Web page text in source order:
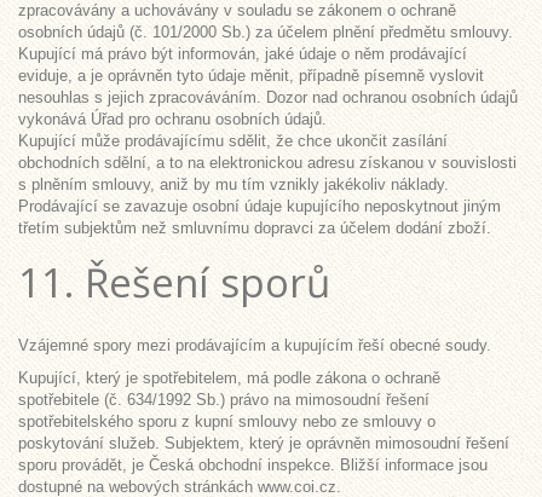
zpracovávány a uchovávány v souladu se zákonem o ochraně
osobních údajů (č. 101/2000 Sb.) za účelem plnění předmětu smlouvy.
Kupující má právo být informován, jaké údaje o něm prodávající
eviduje, a je oprávněn tyto údaje měnit, případně písemně vyslovit
nesouhlas s jejich zpracováváním. Dozor nad ochranou osobních údajů
vykonává Úřad pro ochranu osobních údajů.
Kupující může prodávajícímu sdělit, že chce ukončit zasílání
obchodních sdělní, a to na elektronickou adresu získanou v souvislosti
s plněním smlouvy, aniž by mu tím vznikly jakékoliv náklady.
Prodávající se zavazuje osobní údaje kupujícího neposkytnout jiným
třetím subjektům než smluvnímu dopravci za účelem dodání zboží.
11. Řešení sporů
Vzájemné spory mezi prodávajícím a kupujícím řeší obecné soudy.
Kupující, který je spotřebitelem, má podle zákona o ochraně
spotřebitele (č. 634/1992 Sb.) právo na mimosoudní řešení
spotřebitelského sporu z kupní smlouvy nebo ze smlouvy o
poskytování služeb. Subjektem, který je oprávněn mimosoudní řešení
sporu provádět, je Česká obchodní inspekce. Bližší informace jsou
dostupné na webových stránkách www.coi.cz.